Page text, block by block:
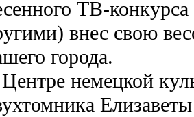
ТВ-
внес свою
города.
немецкой